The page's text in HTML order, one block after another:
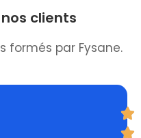
clients
formés par Fysane.